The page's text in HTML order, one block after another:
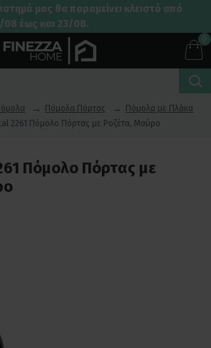
μας θα παραμείνει κλειστό από
08 έως και 23/08.
0
Πόμολα Πόρτας
Πόμολα με Πλάκα
2261 Πόμολο Πόρτας με Ροζέτα, Μαύρο
Πόμολο Πόρτας με